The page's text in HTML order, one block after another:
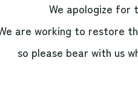
We apologize for
are working to restore
so please bear with us